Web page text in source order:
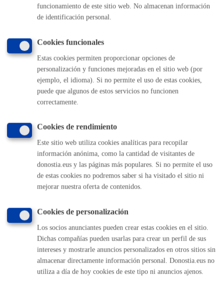
Comunícate con el Ayuntamiento de Donostia / San
Sebastián
(gratuito desde Donostia / San Sebastián)
Buzón de la ciudadanía
Informar de un error en la web
Enlaces útiles
Ofertas de empleo
Sede electrónica
Mapas - GeoDonostia
Sala de prensa
Mapa web
Otras páginas web corporativas
funcionamiento de este sitio web. No almacenan información
de identificación personal.
Cookies funcionales
Estas cookies permiten proporcionar opciones de
personalización y funciones mejoradas en el sitio web (por
ejemplo, el idioma). Si no permite el uso de estas cookies,
puede que algunos de estos servicios no funcionen
correctamente.
Cookies de rendimiento
Este sitio web utiliza cookies analíticas para recopilar
información anónima, como la cantidad de visitantes de
donostia.eus y las páginas más populares. Si no permite el uso
de estas cookies no podremos saber si ha visitado el sitio ni
mejorar nuestra oferta de contenidos.
Cookies de personalización
Los socios anunciantes pueden crear estas cookies en el sitio.
Dichas compañías pueden usarlas para crear un perfil de sus
intereses y mostrarle anuncios personalizados en otros sitios sin
almacenar directamente información personal. Donostia.eus no
utiliza a día de hoy cookies de este tipo ni anuncios ajenos.